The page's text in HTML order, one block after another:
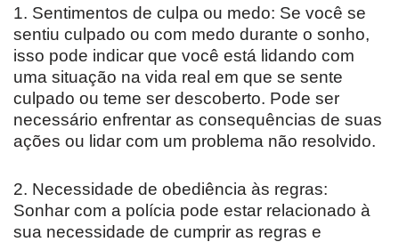
1. Sentimentos de culpa ou medo: Se você se
sentiu culpado ou com medo durante o sonho,
isso pode indicar que você está lidando com
uma situação na vida real em que se sente
culpado ou teme ser descoberto. Pode ser
necessário enfrentar as consequências de suas
ações ou lidar com um problema não resolvido.
2. Necessidade de obediência às regras:
Sonhar com a polícia pode estar relacionado à
sua necessidade de cumprir as regras e